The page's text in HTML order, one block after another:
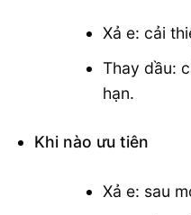
Xả e: cải
Thay dầu:
hạn.
Khi nào ưu tiên
Xả e: sau